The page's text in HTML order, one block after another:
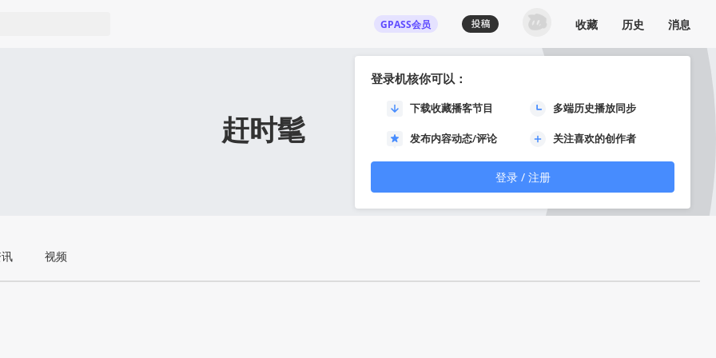
GPASS会员
登录机核你可以：
下载收藏播客节目 多端历史播放同步
发布内容动态/评论 关注喜欢的创作者
登录 / 注册
收藏 历史 消息
赶时髦
视频